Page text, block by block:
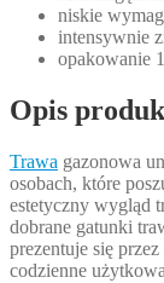
niskie
intensywnie
opakowanie
Opis
Trawa gazonowa
osobach, które
estetyczny wygląd
dobrane gatunki
prezentuje się
codzienne